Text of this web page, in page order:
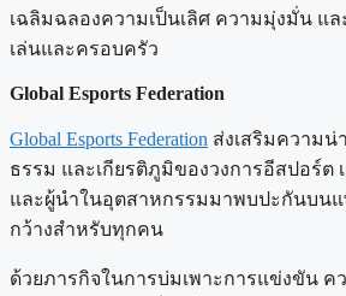
เฉลิมฉลองความเป็นเลิศ ความมุ่งมั่น แ
เล่นและครอบครัว
Global Esports Federation
Global Esports Federation ส่งเสริมความน่
ธรรม และเกียรติภูมิของวงการอีสปอร์ต
และผู้นำในอุตสาหกรรมมาพบปะกันบนแ
กว้างสำหรับทุกคน
ด้วยภารกิจในการบ่มเพาะการแข่งขัน